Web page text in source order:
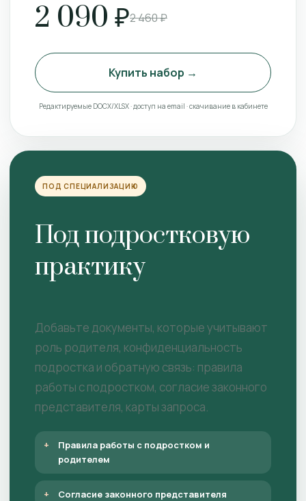
2 090 ₽2 460 ₽
Купить набор →
Редактируемые DOCX/XLSX · доступ на email · скачивание в кабинете
ПОД СПЕЦИАЛИЗАЦИЮ
Под подростковую
практику
Добавьте документы, которые учитывают
роль родителя, конфиденциальность
подростка и обратную связь: правила
работы с подростком, согласие законного
представителя, карты запроса.
Правила работы с подростком и
родителем
Согласие законного представителя